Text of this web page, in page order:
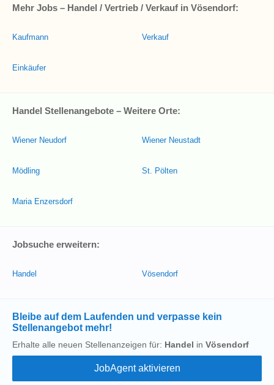
Mehr Jobs – Handel / Vertrieb / Verkauf in Vösendorf:
Kaufmann
Einkäufer
Verkauf
Handel Stellenangebote – Weitere Orte:
Wiener Neudorf
Mödling
Maria Enzersdorf
Wiener Neustadt
St. Pölten
Jobsuche erweitern:
Handel Vösendorf
Bleibe auf dem Laufenden und verpasse kein
Stellenangebot mehr!
Erhalte alle neuen Stellenanzeigen für: Handel in Vösendorf